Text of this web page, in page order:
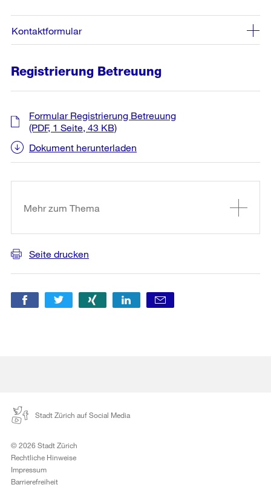
Kontaktformular
Registrierung Betreuung
Formular Registrierung Betreuung
(PDF, 1 Seite, 43 KB)
Dokument herunterladen
Mehr zum Thema
Seite drucken
Stadt Zürich auf Social Media
© 2026 Stadt Zürich
Rechtliche Hinweise
Impressum
Barrierefreiheit